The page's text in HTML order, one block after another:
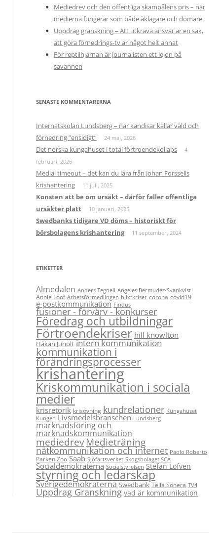
Mediedrev och den offentliga skampålens pris – när
medierna fungerar som både åklagare och domare
Uppdrag granskning – Att utkräva ansvar är en sak,
att göra förnedrings-tv är något helt annat
För reptilhjärnan är journalisten ett lejon på
savannen
SENASTE KOMMENTARERNA
Internatskolan Lundsberg – när kändisar kallar våld och
förnedring ”ensidigt”
24 maj, 2026
Det norska kungahuset i total förtroendekollaps
4
februari, 2026
Medial timeout – det kan du lära från Johan Forssells
krishantering
11 juli, 2025
Konsten att be om ursäkt – därför faller offentliga
ursäkter platt
10 januari, 2025
Swedbanks tidigare VD döms – historiskt för
börsbolagens krishantering
11 september, 2024
ETIKETTER
Almedalen Anders Tegnell Angeles Bermudez-Svankvist
Annie Lööf Arbetsförmedlingen blixtkriser corona covid19
e-postkommunikation Findus
fusioner - förvärv - konkurser
Föredrag och utbildningar
Förtroendekriser hill knowlton
Håkan Juholt intern kommunikation
kommunikation i
förändringsprocesser
krishantering
Kriskommunikation i sociala
medier
krisretorik krisövning kundrelationer Kungahuset
Kungen Livsmedelsbranschen Lundsberg
marknadsföring och
marknadskommunikation
mediedrev Medieträning
nätkommunikation och internet Paolo Roberto
Parken Zoo Saab Sjöfartsverket Skogsbolaget SCA
Socialdemokraterna Socialstyrelsen Stefan Löfven
styrning och ledarskap
Sverigedemokraterna Swedbank Telia Sonera TV4
Uppdrag Granskning vad är kommunikation